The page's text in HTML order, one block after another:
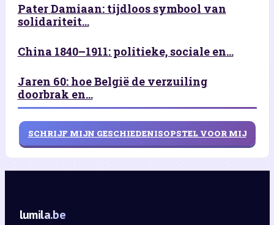
Pater Damiaan: tijdloos symbool van
solidariteit...
China 1840–1911: politieke, sociale en...
Jaren 60: hoe België de verzuiling
doorbrak en...
SCHRIJF MIJN GESCHIEDENISOPSTEL VOOR MIJ
lumila.be